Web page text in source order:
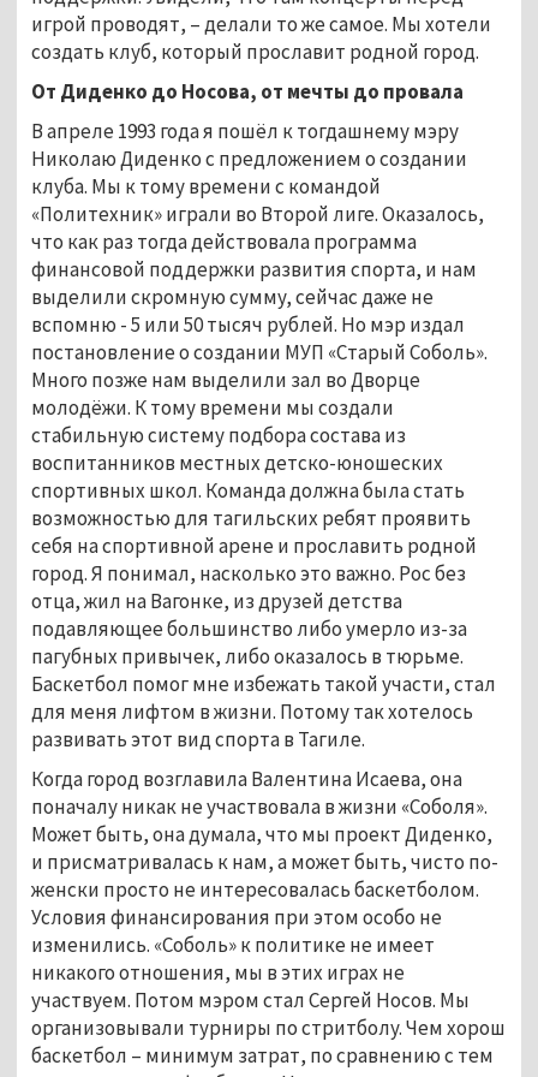
игрой проводят, – делали то же самое. Мы хотели
создать клуб, который прославит родной город.
От Диденко до Носова, от мечты до провала
В апреле 1993 года я пошёл к тогдашнему мэру
Николаю Диденко с предложением о создании
клуба. Мы к тому времени с командой
«Политехник» играли во Второй лиге. Оказалось,
что как раз тогда действовала программа
финансовой поддержки развития спорта, и нам
выделили скромную сумму, сейчас даже не
вспомню - 5 или 50 тысяч рублей. Но мэр издал
постановление о создании МУП «Старый Соболь».
Много позже нам выделили зал во Дворце
молодёжи. К тому времени мы создали
стабильную систему подбора состава из
воспитанников местных детско-юношеских
спортивных школ. Команда должна была стать
возможностью для тагильских ребят проявить
себя на спортивной арене и прославить родной
город. Я понимал, насколько это важно. Рос без
отца, жил на Вагонке, из друзей детства
подавляющее большинство либо умерло из-за
пагубных привычек, либо оказалось в тюрьме.
Баскетбол помог мне избежать такой участи, стал
для меня лифтом в жизни. Потому так хотелось
развивать этот вид спорта в Тагиле.
Когда город возглавила Валентина Исаева, она
поначалу никак не участвовала в жизни «Соболя».
Может быть, она думала, что мы проект Диденко,
и присматривалась к нам, а может быть, чисто по-
женски просто не интересовалась баскетболом.
Условия финансирования при этом особо не
изменились. «Соболь» к политике не имеет
никакого отношения, мы в этих играх не
участвуем. Потом мэром стал Сергей Носов. Мы
организовывали турниры по стритболу. Чем хорош
баскетбол – минимум затрат, по сравнению с тем